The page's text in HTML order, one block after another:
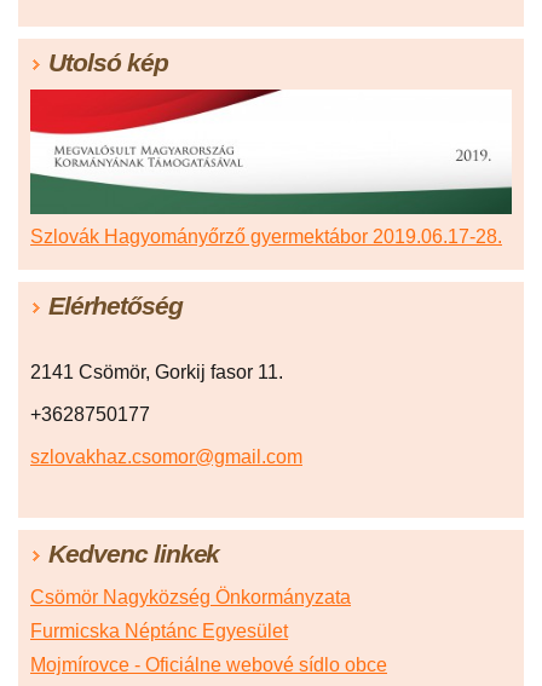
Utolsó kép
Szlovák Hagyományőrző gyermektábor 2019.06.17-28.
Elérhetőség
2141 Csömör, Gorkij fasor 11.
+3628750177
szlovakhaz.csomor@gmail.com
Kedvenc linkek
Csömör Nagyközség Önkormányzata
Furmicska Néptánc Egyesület
Mojmírovce - Oficiálne webové sídlo obce